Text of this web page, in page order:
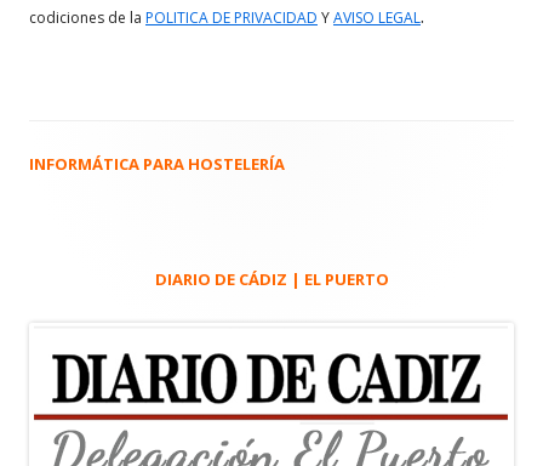
codiciones de la POLITICA DE PRIVACIDAD YAVISO LEGAL.
Barra
principal
INFORMÁTICA PARA HOSTELERÍA
DIARIO DE CÁDIZ | EL PUERTO